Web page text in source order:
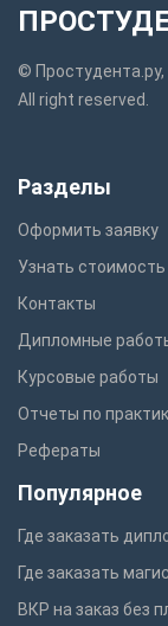
© Простудента.ру,
All right reserved.
Разделы
Оформить заявку
Узнать стоимость
Контакты
Дипломные
Курсовые работы
Отчеты по
Рефераты
Популярное
Где заказать
Где заказать
ВКР на заказ без